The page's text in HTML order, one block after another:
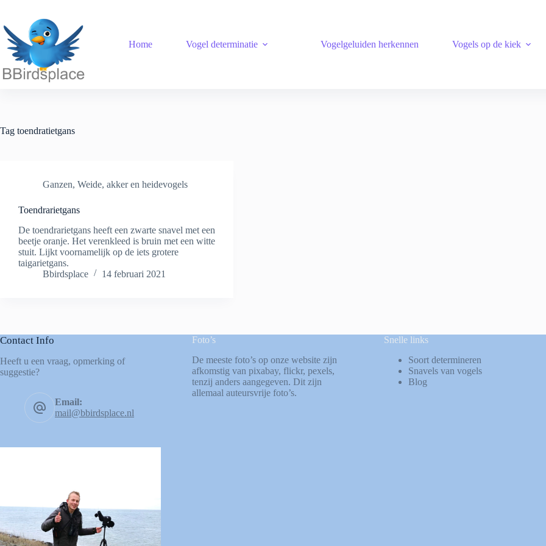
de
inhoud
Home Vogel determinatie Vogelgeluiden herkennen Vogels op de kiek
Tag toendratietgans
Ganzen, Weide, akker en heidevogels
Toendrarietgans
De toendrarietgans heeft een zwarte snavel met een
beetje oranje. Het verenkleed is bruin met een witte
stuit. Lijkt voornamelijk op de iets grotere
taigarietgans.
Bbirdsplace
14 februari 2021
Contact Info
Heeft u een vraag, opmerking of
suggestie?
Email:
mail@bbirdsplace.nl
Foto’s
De meeste foto’s op onze website zijn
afkomstig van pixabay, flickr, pexels,
tenzij anders aangegeven. Dit zijn
allemaal auteursvrije foto’s.
Snelle links
Soort determineren
Snavels van vogels
Blog